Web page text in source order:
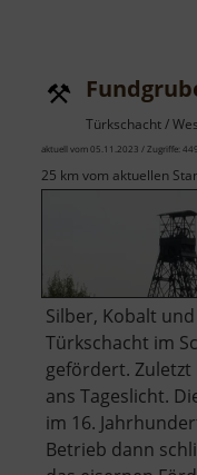
Türkschacht /
aktuell vom 05.11.2023 / Zugriffe:
25 km vom aktuellen
Silber, Kobalt
Türkschacht im
gefördert.
ans Tageslicht.
im 16.
Betrieb dann